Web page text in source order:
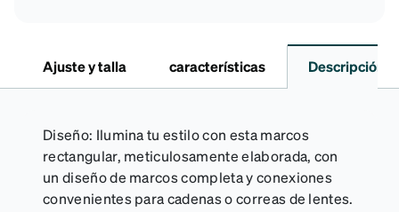
Ajuste y talla características Descripción
Diseño: Ilumina tu estilo con esta marcos
rectangular, meticulosamente elaborada, con
un diseño de marcos completa y conexiones
convenientes para cadenas o correas de lentes.